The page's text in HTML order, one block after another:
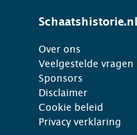
Schaatshistorie.nl
Over ons
Veelgestelde vragen
Sponsors
Disclaimer
Cookie beleid
Privacy verklaring